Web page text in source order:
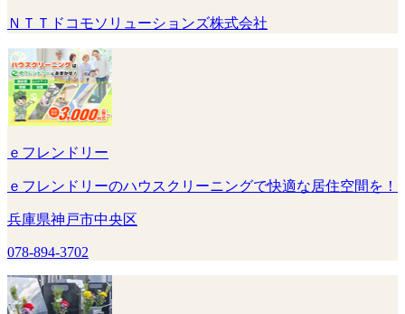
ＮＴＴドコモソリューションズ株式会社
ｅフレンドリー
ｅフレンドリーのハウスクリーニングで快適な居住空間を！
兵庫県神戸市中央区
078-894-3702